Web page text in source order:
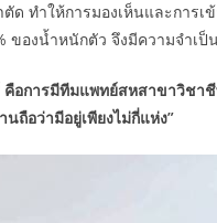
ทำให้การมองเห็นและการเ
องน้ำหนักตัว จึงมีความจำเป็
อการมีทีมแพทย์สหสาขาวิชา
ถือว่ามีอยู่เพียงไม่กี่แห่ง”